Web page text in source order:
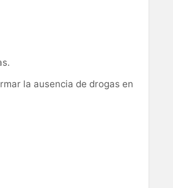
la ausencia de drogas en